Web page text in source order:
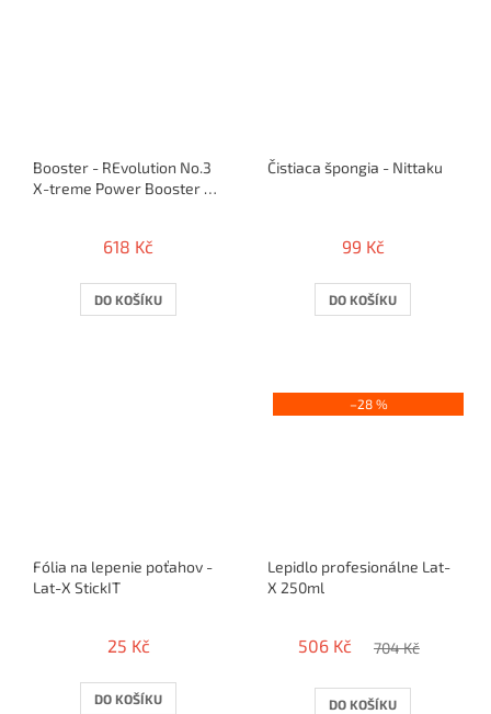
Booster - REvolution No.3
X-treme Power Booster /
618 Kč
DO KOŠÍKU
Čistiaca špongia - Nittaku
99 Kč
DO KOŠÍKU
Fólia na lepenie poťahov -
Lat-X StickIT
25 Kč
DO KOŠÍKU
–28 %
Lepidlo profesionálne Lat-
X 250ml
506 Kč 704 Kč
DO KOŠÍKU